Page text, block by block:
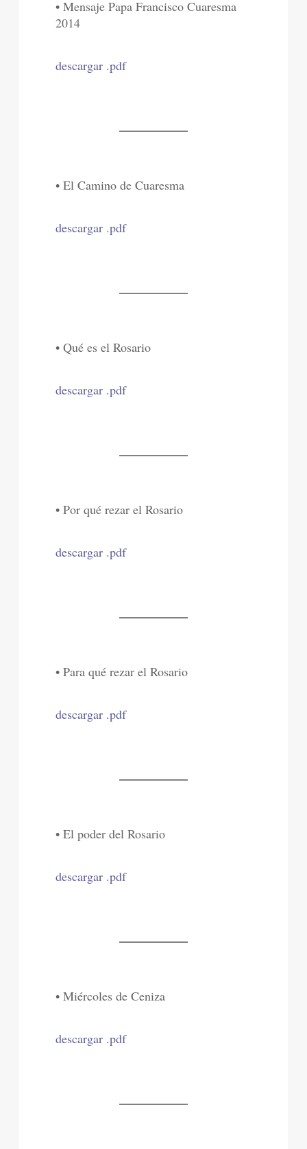
• Mensaje Papa Francisco Cuaresma
2014
descargar .pdf
• El Camino de Cuaresma
descargar .pdf
• Qué es el Rosario
descargar .pdf
• Por qué rezar el Rosario
descargar .pdf
• Para qué rezar el Rosario
descargar .pdf
• El poder del Rosario
descargar .pdf
• Miércoles de Ceniza
descargar .pdf